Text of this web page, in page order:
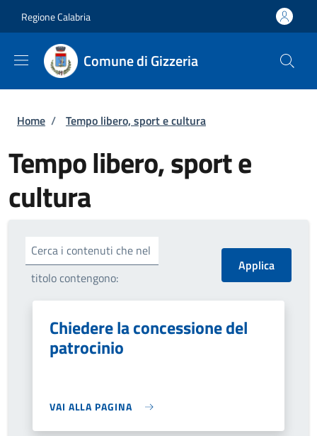
Regione Calabria
Comune di Gizzeria
Briciole di pane
Home / Tempo libero, sport e cultura
Tempo libero, sport e
cultura
Cerca i contenuti che nel
titolo contengono:
Chiedere la concessione del
patrocinio
VAI ALLA PAGINA